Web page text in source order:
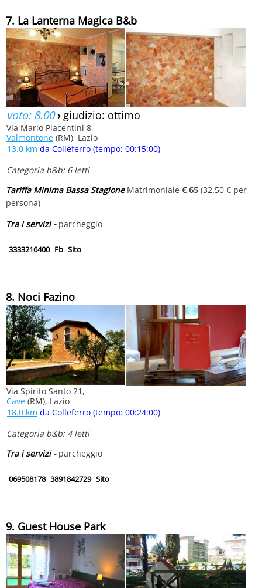
7. La Lanterna Magica B&b
voto: 8.00› giudizio: ottimo
Via Mario Piacentini 8,
Valmontone (RM), Lazio
13.0 km da Colleferro (tempo: 00:15:00)
Categoria b&b: 6 letti
Tariffa Minima Bassa StagioneMatrimoniale € 65 (32.50 € per
persona)
Tra i servizi - parcheggio
3333216400 Fb Sito
8. Noci Fazino
Via Spirito Santo 21,
Cave (RM), Lazio
18.0 km da Colleferro (tempo: 00:24:00)
Categoria b&b: 4 letti
Tra i servizi - parcheggio
069508178 3891842729 Sito
9. Guest House Park